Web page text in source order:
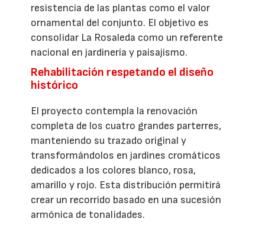
resistencia de las plantas como el valor
ornamental del conjunto. El objetivo es
consolidar La Rosaleda como un referente
nacional en jardinería y paisajismo.
Rehabilitación respetando el diseño
histórico
El proyecto contempla la renovación
completa de los cuatro grandes parterres,
manteniendo su trazado original y
transformándolos en jardines cromáticos
dedicados a los colores blanco, rosa,
amarillo y rojo. Esta distribución permitirá
crear un recorrido basado en una sucesión
armónica de tonalidades.